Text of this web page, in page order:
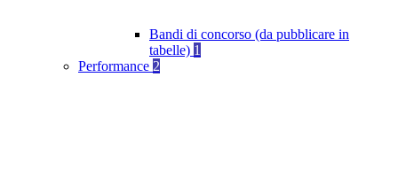
Bandi di concorso (da pubblicare in
tabelle) 1
Performance 2